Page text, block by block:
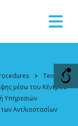
Tender
μέσω του Κέντρου
Υπηρεσιών
Αντλιοστασίων